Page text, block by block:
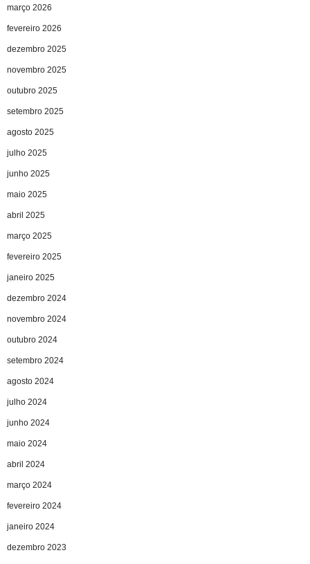
março 2026
fevereiro 2026
dezembro 2025
novembro 2025
outubro 2025
setembro 2025
agosto 2025
julho 2025
junho 2025
maio 2025
abril 2025
março 2025
fevereiro 2025
janeiro 2025
dezembro 2024
novembro 2024
outubro 2024
setembro 2024
agosto 2024
julho 2024
junho 2024
maio 2024
abril 2024
março 2024
fevereiro 2024
janeiro 2024
dezembro 2023